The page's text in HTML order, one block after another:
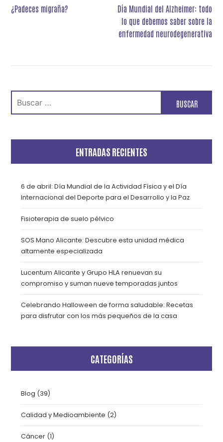
Navegación
¿Padeces migraña?
Día Mundial del Alzheimer: todo
lo que debemos saber sobre la
enfermedad neurodegenerativa
Buscar:
ENTRADAS RECIENTES
6 de abril: Día Mundial de la Actividad Física y el Día
Internacional del Deporte para el Desarrollo y la Paz
Fisioterapia de suelo pélvico
SOS Mano Alicante: Descubre esta unidad médica
altamente especializada
Lucentum Alicante y Grupo HLA renuevan su
compromiso y suman nueve temporadas juntos
Celebrando Halloween de forma saludable: Recetas
para disfrutar con los más pequeños de la casa
CATEGORÍAS
Blog (39)
Calidad y Medioambiente (2)
Cáncer (1)